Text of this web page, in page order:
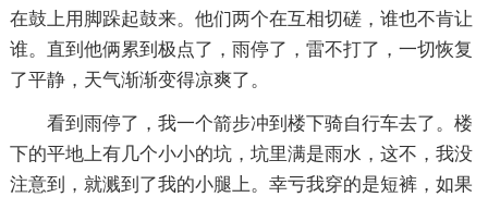
在鼓上用脚跺起鼓来。他们两个在互相切磋，谁也不肯让
谁。直到他俩累到极点了，雨停了，雷不打了，一切恢复
了平静，天气渐渐变得凉爽了。
看到雨停了，我一个箭步冲到楼下骑自行车去了。楼
下的平地上有几个小小的坑，坑里满是雨水，这不，我没
注意到，就溅到了我的小腿上。幸亏我穿的是短裤，如果